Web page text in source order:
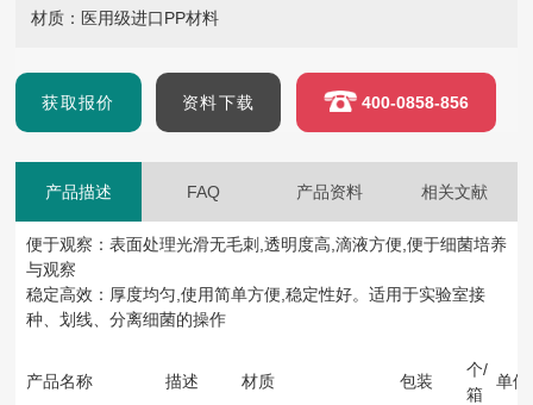
材质： 医用级进口PP材料
获取报价 资料下载 400-0858-856
产品描述 FAQ 产品资料 相关文献
便于观察：表面处理光滑无毛刺,透明度高,滴液方便,便于细菌培养
与观察
稳定高效：厚度均匀,使用简单方便,稳定性好。适用于实验室接
种、划线、分离细菌的操作
产品名称 描述 材质 包装
个/
箱
单位